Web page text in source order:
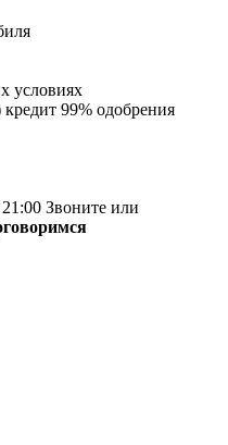
условиях
99% одобрения
Звоните или